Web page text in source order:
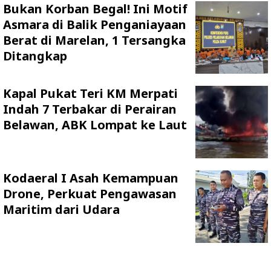
Bukan Korban Begal! Ini Motif
Asmara di Balik Penganiayaan
Berat di Marelan, 1 Tersangka
Ditangkap
Kapal Pukat Teri KM Merpati
Indah 7 Terbakar di Perairan
Belawan, ABK Lompat ke Laut
Kodaeral I Asah Kemampuan
Drone, Perkuat Pengawasan
Maritim dari Udara